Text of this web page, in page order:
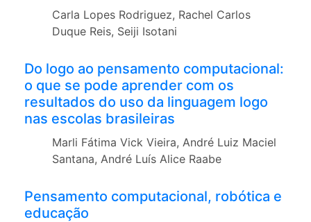
Carla Lopes Rodriguez, Rachel Carlos
Duque Reis, Seiji Isotani
Do logo ao pensamento computacional:
o que se pode aprender com os
resultados do uso da linguagem logo
nas escolas brasileiras
Marli Fátima Vick Vieira, André Luiz Maciel
Santana, André Luís Alice Raabe
Pensamento computacional, robótica e
educação